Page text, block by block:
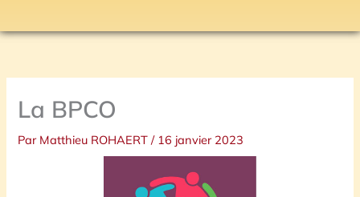
La BPCO
Par Matthieu ROHAERT/ 16 janvier 2023